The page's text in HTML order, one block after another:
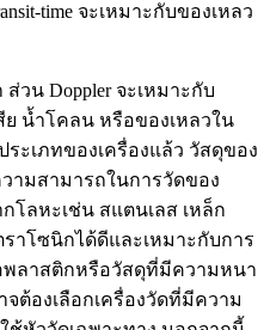
time จะเหมาะกับของเหลว
วน Doppler จะเหมาะกับ
ย น้ำโคลน หรือของเหลวใน
ะเภทของเครื่องแล้ว วัสดุของ
ามสามารถในการวัดของ
กโลหะเช่น สแตนเลส เหล็ก
าโซนิกได้ดีและเหมาะกับการ
พลาสติกหรือวัสดุที่มีความหนา
จต้องเลือกเครื่องวัดที่มีความ